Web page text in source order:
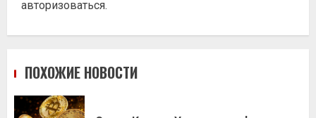
авторизоваться.
ПОХОЖИЕ НОВОСТИ